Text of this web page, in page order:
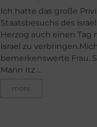
Ich hatte das große
Staatsbesuchs des
Herzog auch einen Tag
Israel zu
bemerkenswerte Frau.
Mann Itz ...
more